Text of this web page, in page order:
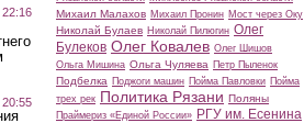
Михаил Малахов Михаил Пронин Мост через Оку
Николай Булаев Николай Пилюгин Олег
Булеков Олег Ковалев Олег Шишов
Ольга Мишина Ольга Чуляева Петр Пыленок
Подбелка Поджоги машин Пойма Павловки Пойма
трех рек Политика Рязани Поляны
Праймериз «Единой России» РГУ им. Есенина